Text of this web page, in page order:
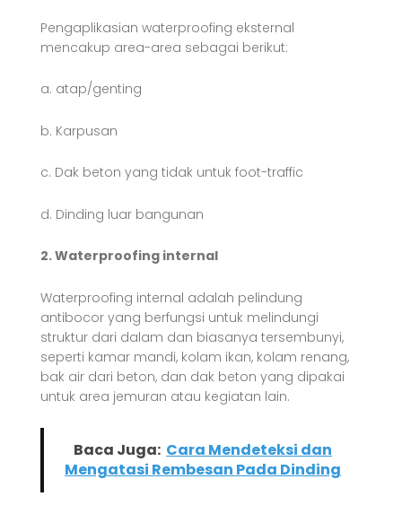
Pengaplikasian waterproofing eksternal
mencakup area-area sebagai berikut:
a. atap/genting
b. Karpusan
c. Dak beton yang tidak untuk foot-traffic
d. Dinding luar bangunan
2. Waterproofing internal
Waterproofing internal adalah pelindung
antibocor yang berfungsi untuk melindungi
struktur dari dalam dan biasanya tersembunyi,
seperti kamar mandi, kolam ikan, kolam renang,
bak air dari beton, dan dak beton yang dipakai
untuk area jemuran atau kegiatan lain.
Baca Juga: Cara Mendeteksi dan
Mengatasi Rembesan Pada Dinding